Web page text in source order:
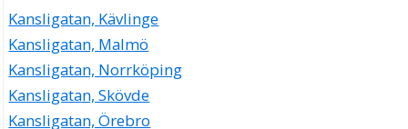
Kansligatan, Kävlinge
Kansligatan, Malmö
Kansligatan, Norrköping
Kansligatan, Skövde
Kansligatan, Örebro